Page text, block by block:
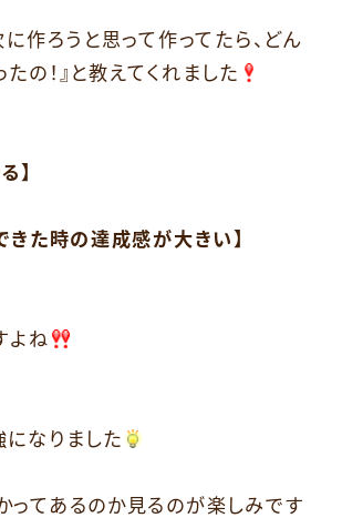
に作ろうと思って作ってたら、どん
の！』と教えてくれました
】
きた時の達成感が大きい】
よね
なりました
ってあるのか見るのが楽しみです